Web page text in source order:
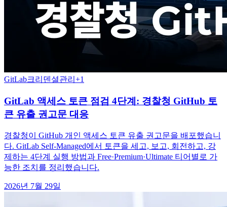
GitLab크리덴셜관리 +1
GitLab 액세스 토큰 점검 4단계: 경찰청 GitHub 토
큰 유출 권고문 대응
경찰청이 GitHub 개인 액세스 토큰 유출 권고문을 배포했습니
다. GitLab Self-Managed에서 토큰을 세고, 보고, 회전하고, 강
제하는 4단계 실행 방법과 Free·Premium·Ultimate 티어별로 가
능한 조치를 정리했습니다.
2026년 7월 29일